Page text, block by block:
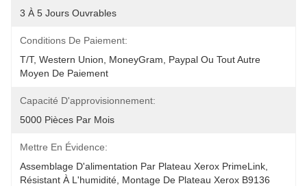
3 À 5 Jours Ouvrables
Conditions De Paiement:
T/T, Western Union, MoneyGram, Paypal Ou Tout Autre
Moyen De Paiement
Capacité D'approvisionnement:
5000 Pièces Par Mois
Mettre En Évidence:
Assemblage D'alimentation Par Plateau Xerox PrimeLink
Résistant À L'humidité Montage De Plateau Xerox B9136